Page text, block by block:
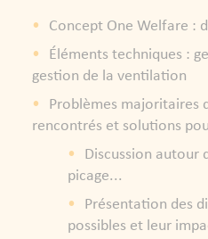
Concept One Welfare :
Éléments techniques :
gestion de la ventilation
Problèmes majoritaires
rencontrés et solutions
Discussion autour
picage...
Présentation des
possibles et leur